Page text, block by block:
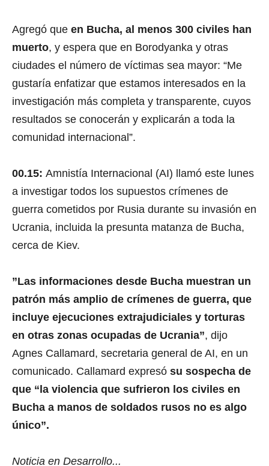
Agregó que en Bucha, al menos 300 civiles han
muerto , y espera que en Borodyanka y otras
ciudades el número de víctimas sea mayor: “Me
gustaría enfatizar que estamos interesados en la
investigación más completa y transparente, cuyos
resultados se conocerán y explicarán a toda la
comunidad internacional”.
00.15: Amnistía Internacional (AI) llamó este lunes
a investigar todos los supuestos crímenes de
guerra cometidos por Rusia durante su invasión en
Ucrania, incluida la presunta matanza de Bucha,
cerca de Kiev.
”Las informaciones desde Bucha muestran un
patrón más amplio de crímenes de guerra, que
incluye ejecuciones extrajudiciales y torturas
en otras zonas ocupadas de Ucrania” , dijo
Agnes Callamard, secretaria general de AI, en un
comunicado. Callamard expresó su sospecha de
que “la violencia que sufrieron los civiles en
Bucha a manos de soldados rusos no es algo
único”.
Noticia en Desarrollo...